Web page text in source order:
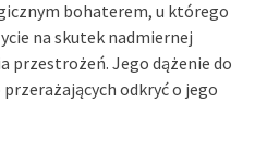
bohaterem, u którego
na skutek nadmiernej
przestrożeń. Jego dążenie do
odkryć o jego